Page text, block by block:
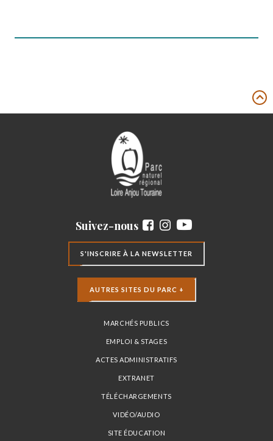
MARCHÉS PUBLICS
EMPLOI & STAGES
ACTES ADMINISTRATIFS
EXTRANET
TÉLÉCHARGEMENTS
VIDÉO/AUDIO
SITE ÉDUCATION
Suivez-nous
S'INSCRIRE À LA NEWSLETTER
AUTRES SITES DU PARC +